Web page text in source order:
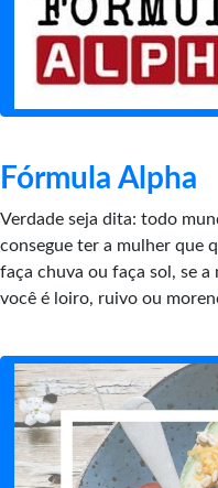
Fórmula Alpha
Verdade seja dita: todo
consegue ter a mulher que
faça chuva ou faça sol, se
você é loiro, ruivo ou